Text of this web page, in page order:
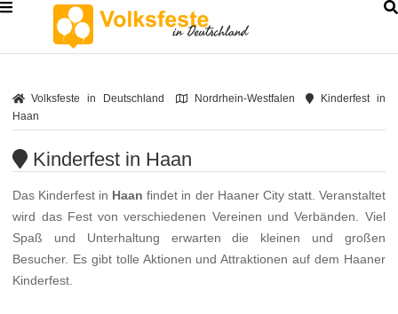
Volksfeste in Deutschland Nordrhein-Westfalen
Kinderfest in
Haan
Kinderfest in Haan
Das Kinderfest in Haan findet in der Haaner City statt. Veranstaltet
wird das Fest von verschiedenen Vereinen und Verbänden. Viel
Spaß und Unterhaltung erwarten die kleinen und großen
Besucher. Es gibt tolle Aktionen und Attraktionen auf dem Haaner
Kinderfest.